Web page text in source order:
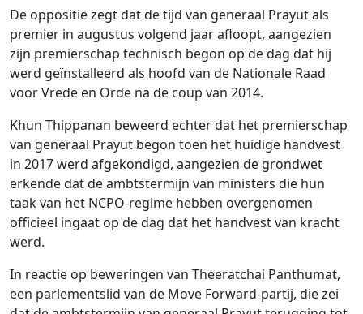
De oppositie zegt dat de tijd van generaal Prayut als
premier in augustus volgend jaar afloopt, aangezien
zijn premierschap technisch begon op de dag dat hij
werd geïnstalleerd als hoofd van de Nationale Raad
voor Vrede en Orde na de coup van 2014.
Khun Thippanan beweerd echter dat het premierschap
van generaal Prayut begon toen het huidige handvest
in 2017 werd afgekondigd, aangezien de grondwet
erkende dat de ambtstermijn van ministers die hun
taak van het NCPO-regime hebben overgenomen
officieel ingaat op de dag dat het handvest van kracht
werd.
In reactie op beweringen van Theeratchai Panthumat,
een parlementslid van de Move Forward-partij, die zei